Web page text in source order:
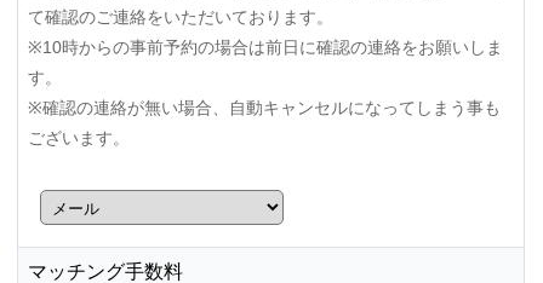
て確認のご連絡をいただいております。
※10時からの事前予約の場合は前日に確認の連絡をお願いしま
す。
※確認の連絡が無い場合、自動キャンセルになってしまう事も
ございます。
マッチング手数料